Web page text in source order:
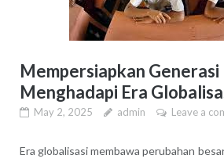
Mempersiapkan Generasi
Menghadapi Era
May 2, 2025 admin Leave a
Era globalisasi membawa perubahan